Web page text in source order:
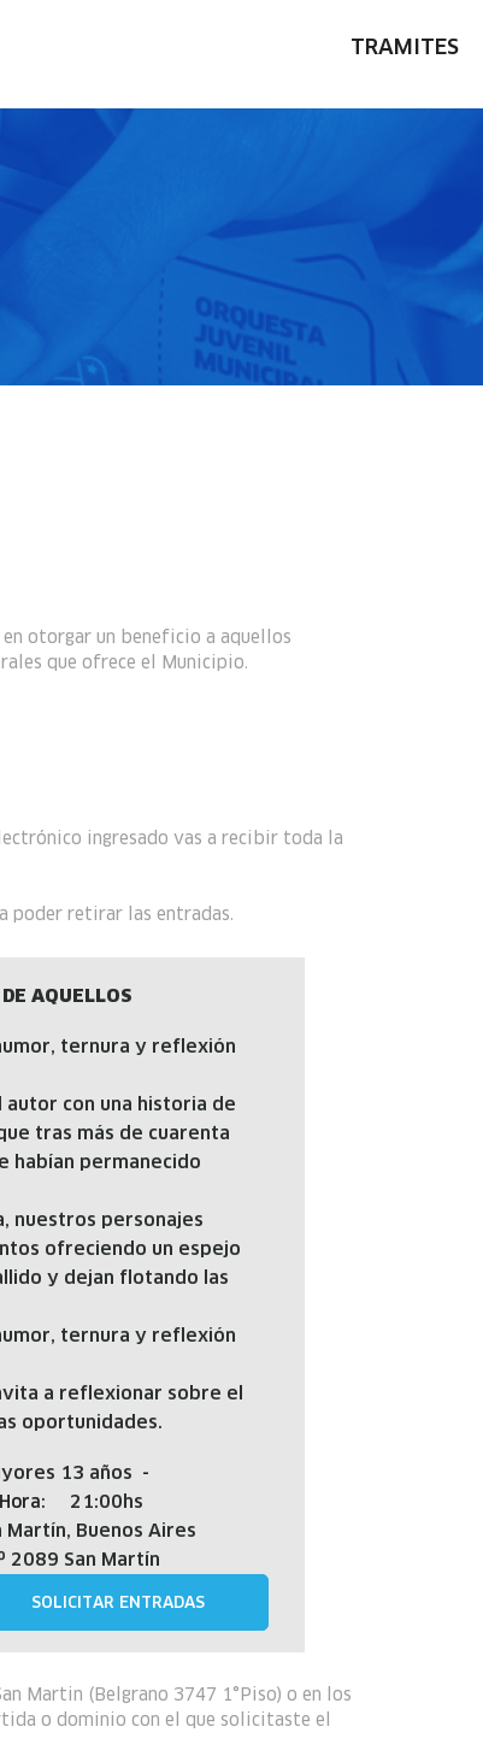
TRAMITES
otorgar un beneficio a aquellos
que ofrece el Municipio.
ingresado vas a recibir toda la
poder retirar las entradas.
AQUELLOS
ternura y reflexión
con una historia de
tras más de cuarenta
habían permanecido
nuestros personajes
ofreciendo un espejo
y dejan flotando las
ternura y reflexión
a reflexionar sobre el
oportunidades.
13 años -
Hora: 21:00hs
Martín, Buenos Aires
2089 San Martín
Martin (Belgrano 3747 1°Piso) o en los
o dominio con el que solicitaste el